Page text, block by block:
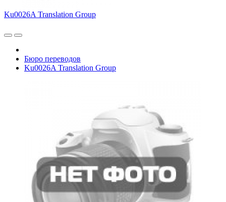
Ku0026A Translation Group
Бюро переводов
Ku0026A Translation Group